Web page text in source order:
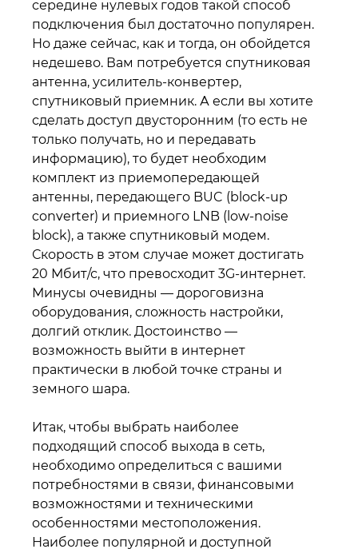
середине нулевых годов такой способ
подключения был достаточно популярен.
Но даже сейчас, как и тогда, он обойдется
недешево. Вам потребуется спутниковая
антенна, усилитель-конвертер,
спутниковый приемник. А если вы хотите
сделать доступ двусторонним (то есть не
только получать, но и передавать
информацию), то будет необходим
комплект из приемопередающей
антенны, передающего BUC (block-up
converter) и приемного LNB (low-noise
block), а также спутниковый модем.
Скорость в этом случае может достигать
20 Мбит/с, что превосходит 3G-интернет.
Минусы очевидны — дороговизна
оборудования, сложность настройки,
долгий отклик. Достоинство —
возможность выйти в интернет
практически в любой точке страны и
земного шара.
Итак, чтобы выбрать наиболее
подходящий способ выхода в сеть,
необходимо определиться с вашими
потребностями в связи, финансовыми
возможностями и техническими
особенностями местоположения.
Наиболее популярной и доступной